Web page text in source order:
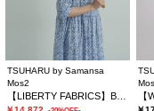
TSUHARU by Samansa
Mos2